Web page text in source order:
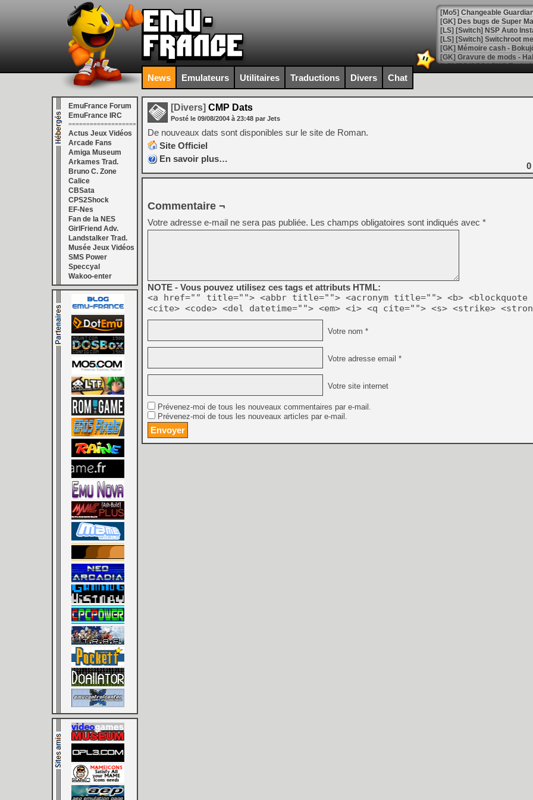
[Mo5] Changeable
[GK] Des bugs de Super
[LS] [Switch] NSP Auto
[GK] La saga horrifique
[GK] Le portage de Super
[Mo5] Le jeu de course
[GK] Guillermo del Toro
[LTF] Eté 2026 - Séquence
[GK] Mistfall Hunter : déjà
[GK] Wo Long 2 évolue
[GK] Crossfire : un TPS à
[LS] [PS5] Premiers
[Mo5] DOOM arrive en
[GK] Bethesda fête les 30
[GK] Roblox : l'action en
[GK] Agenda - GeForce
[LS] [PS5] ps5-y2jb-
[GK] Pourquoi Marvel
[GK] Test : Restory : Chill
[GK] GTA 6 : Rockstar
[GK] Hot Wheels Infinite
[GK] Mémoire cash -
[GK] Résultats Nintendo :
[GK] Dans ce jeu de
[GK] Mémoire cash -
[GK] "Vous ne serez
News Emulateurs Utilitaires Traductions Divers Chat
EmuFrance Forum
EmuFrance IRC
===================
Actus Jeux Vidéos
Arcade Fans
Amiga Museum
Arkames Trad.
Bruno C. Zone
Calice
CBSata
CPS2Shock
EF-Nes
Fan de la NES
GirlFriend Adv.
Landstalker Trad.
Musée Jeux Vidéos
SMS Power
Speccyal
Wakoo-enter
[Divers] CMP Dats
Posté le 09/08/2004 à 23:48 par Jets
De nouveaux dats sont disponibles sur le site de Roman.
Site Officiel
En savoir plus…
0
Commentaire ¬
Votre adresse e-mail ne sera pas publiée. Les champs obligatoires sont indiqués avec *
NOTE - Vous pouvez utilisez ces tags et attributs HTML:
<a href="" title=""> <abbr title=""> <acronym title=""> <b> <blockquote
<cite> <code> <del datetime=""> <em> <i> <q cite=""> <s> <strike>
Votre nom *
Votre adresse email *
Votre site internet
Prévenez-moi de tous les nouveaux commentaires par e-mail.
Prévenez-moi de tous les nouveaux articles par e-mail.